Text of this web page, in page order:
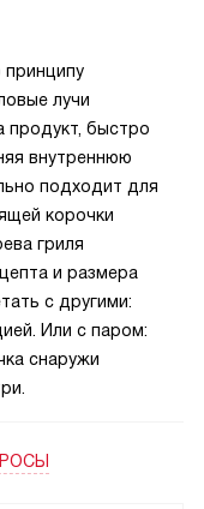
принципу
лучи
продукт, быстро
внутреннюю
подходит для
корочки
гриля
и размера
с другими:
Или с паром:
снаружи